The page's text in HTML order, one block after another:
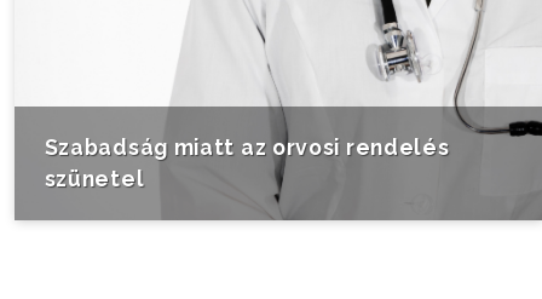
Szabadság miatt az orvosi rendelés
szünetel